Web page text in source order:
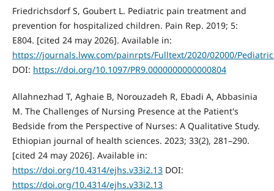
Friedrichsdorf S, Goubert L. Pediatric pain treatment and
prevention for hospitalized children. Pain Rep. 2019; 5:
E804. [cited 24 may 2026]. Available in:
https://journals.lww.com/painrpts/Fulltext/2020/02000/
DOI: https://doi.org/10.1097/PR9.0000000000000804
Allahnezhad T, Aghaie B, Norouzadeh R, Ebadi A, Abbasinia
M. The Challenges of Nursing Presence at the Patient's
Bedside from the Perspective of Nurses: A Qualitative Study.
Ethiopian journal of health sciences. 2023; 33(2), 281–290.
[cited 24 may 2026]. Available in:
https://doi.org/10.4314/ejhs.v33i2.13DOI:
https://doi.org/10.4314/ejhs.v33i2.13